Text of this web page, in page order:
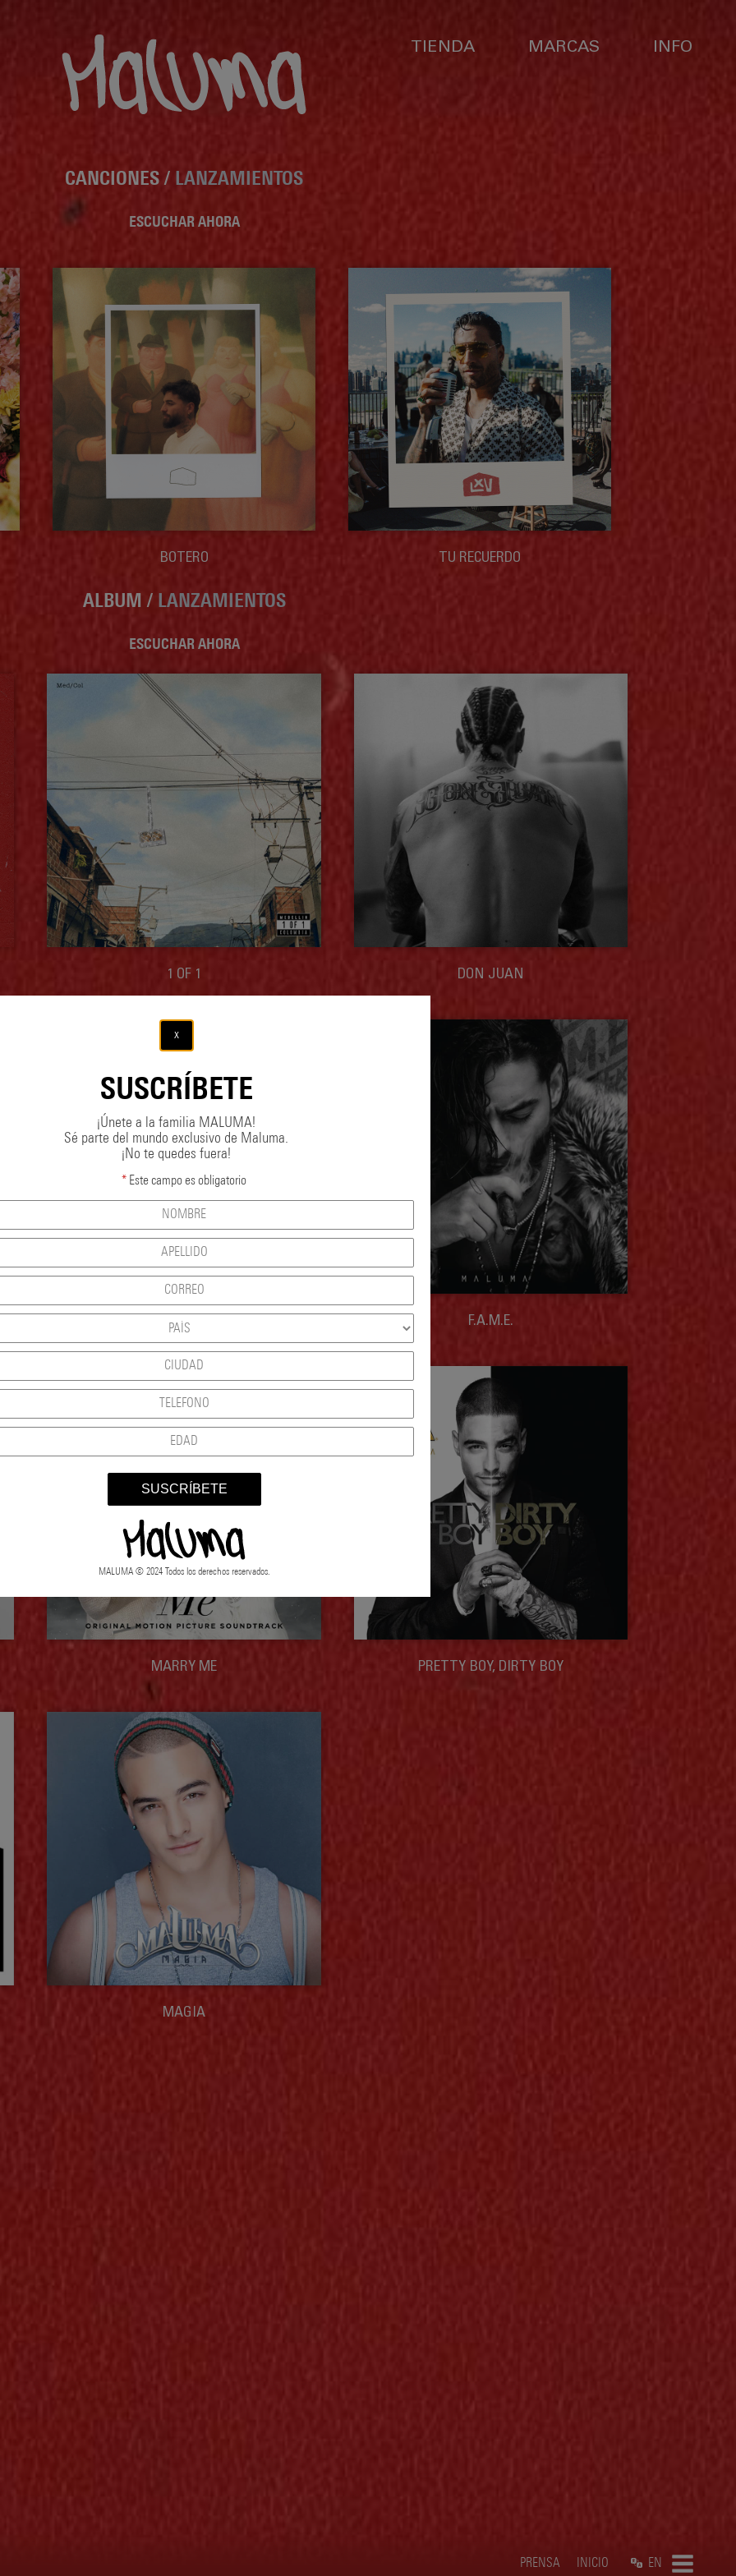
TIENDA MARCAS INFO
CANCIONES / LANZAMIENTOS
ESCUCHAR AHORA
BOTERO TU RECUERDO
ALBUM / LANZAMIENTOS
ESCUCHAR AHORA
1 OF 1 DON JUAN
DELUXE EDITION F.A.M.E.
MARRY ME PRETTY BOY, DIRTY BOY
MAGIA
x
SUSCRÍBETE
¡Únete a la familia MALUMA!
Sé parte del mundo exclusivo de Maluma.
¡No te quedes fuera!
* Este campo es obligatorio
SUSCRÍBETE
MALUMA © 2024 Todos los derechos reservados.
PRENSA INICIO EN